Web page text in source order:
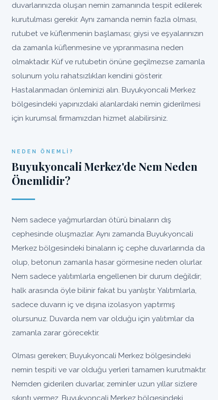
duvarlarınızda oluşan nemin zamanında tespit edilerek
kurutulması gerekir. Aynı zamanda nemin fazla olması,
rutubet ve küflenmenin başlaması; giysi ve eşyalarınızın
da zamanla küflenmesine ve yıpranmasına neden
olmaktadır. Küf ve rutubetin önüne geçilmezse zamanla
solunum yolu rahatsızlıkları kendini gösterir.
Hastalanmadan önleminizi alın. Buyukyoncali Merkez
bölgesindeki yapınızdaki alanlardaki nemin giderilmesi
için kurumsal firmamızdan hizmet alabilirsiniz.
NEDEN ÖNEMLI?
Buyukyoncali Merkez'de Nem Neden
Önemlidir?
Nem sadece yağmurlardan ötürü binaların dış
cephesinde oluşmazlar. Aynı zamanda Buyukyoncali
Merkez bölgesindeki binaların iç cephe duvarlarında da
olup, betonun zamanla hasar görmesine neden olurlar.
Nem sadece yalıtımlarla engellenen bir durum değildir;
halk arasında öyle bilinir fakat bu yanlıştır. Yalıtımlarla,
sadece duvarın iç ve dışına izolasyon yaptırmış
olursunuz. Duvarda nem var olduğu için yalıtımlar da
zamanla zarar görecektir.
Olması gereken; Buyukyoncali Merkez bölgesindeki
nemin tespiti ve var olduğu yerleri tamamen kurutmaktır.
Nemden giderilen duvarlar, zeminler uzun yıllar sizlere
sıkıntı vermez, Buyukyoncali Merkez bölgesindeki